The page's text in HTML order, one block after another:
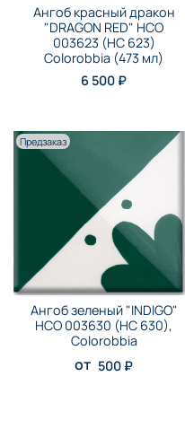
Ангоб красный дракон
"DRAGON RED" HCO
003623 (HC 623)
Colorobbia (473 мл)
6 500 ₽
Предзаказ
Ангоб зеленый "INDIGO"
HCO 003630 (HC 630),
Colorobbia
от 500 ₽